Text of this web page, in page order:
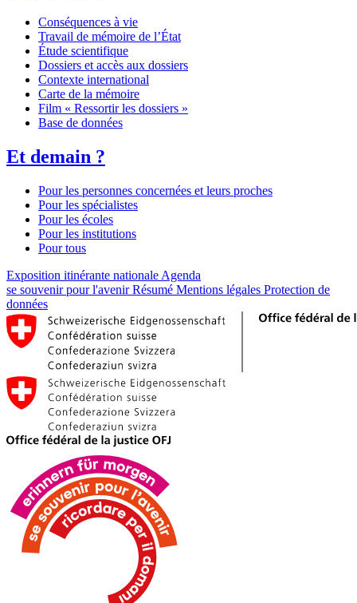
Conséquences à vie
Travail de mémoire de l’État
Étude scientifique
Dossiers et accès aux dossiers
Contexte international
Carte de la mémoire
Film « Ressortir les dossiers »
Base de données
Et demain ?
Pour les personnes concernées et leurs proches
Pour les spécialistes
Pour les écoles
Pour les institutions
Pour tous
Exposition itinérante nationale Agenda
se souvenir pour l'avenirRésumé Mentions légales Protection de
données